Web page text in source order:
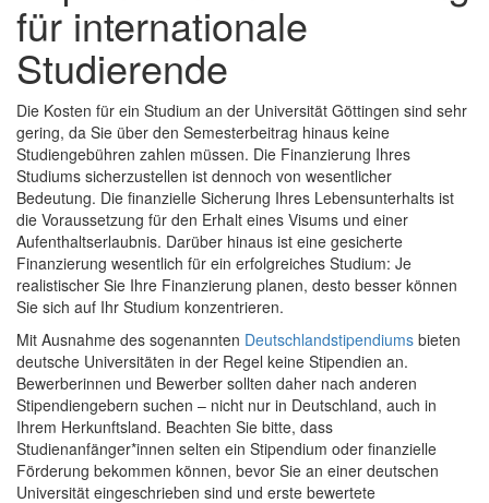
für internationale
Studierende
Die Kosten für ein Studium an der Universität Göttingen sind sehr
gering, da Sie über den Semesterbeitrag hinaus keine
Studiengebühren zahlen müssen. Die Finanzierung Ihres
Studiums sicherzustellen ist dennoch von wesentlicher
Bedeutung. Die finanzielle Sicherung Ihres Lebensunterhalts ist
die Voraussetzung für den Erhalt eines Visums und einer
Aufenthaltserlaubnis. Darüber hinaus ist eine gesicherte
Finanzierung wesentlich für ein erfolgreiches Studium: Je
realistischer Sie Ihre Finanzierung planen, desto besser können
Sie sich auf Ihr Studium konzentrieren.
Mit Ausnahme des sogenannten Deutschlandstipendiums bieten
deutsche Universitäten in der Regel keine Stipendien an.
Bewerberinnen und Bewerber sollten daher nach anderen
Stipendiengebern suchen – nicht nur in Deutschland, auch in
Ihrem Herkunftsland. Beachten Sie bitte, dass
Studienanfänger*innen selten ein Stipendium oder finanzielle
Förderung bekommen können, bevor Sie an einer deutschen
Universität eingeschrieben sind und erste bewertete